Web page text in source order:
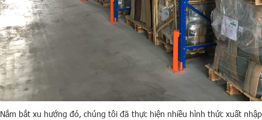
Nắm bắt xu hướng đó, chúng tôi đã thực hiện nhiều hình thức xuất nhập